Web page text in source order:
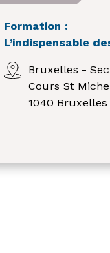
Formation :
L’indispensable
Bruxelles -
Cours St
1040 Bruxelles